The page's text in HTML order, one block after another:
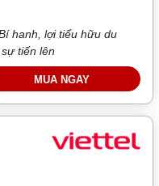
hanh, lợi tiểu hữu du
tiến lên
MUA NGAY